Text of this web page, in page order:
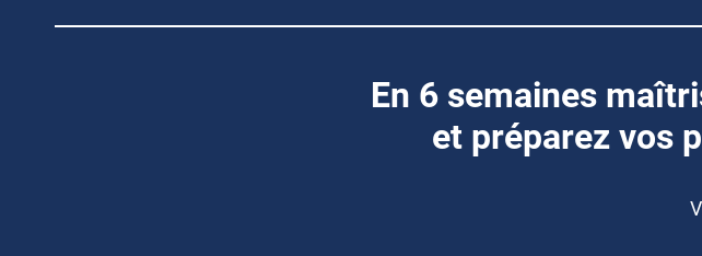
En 6 semaines
et préparez vos